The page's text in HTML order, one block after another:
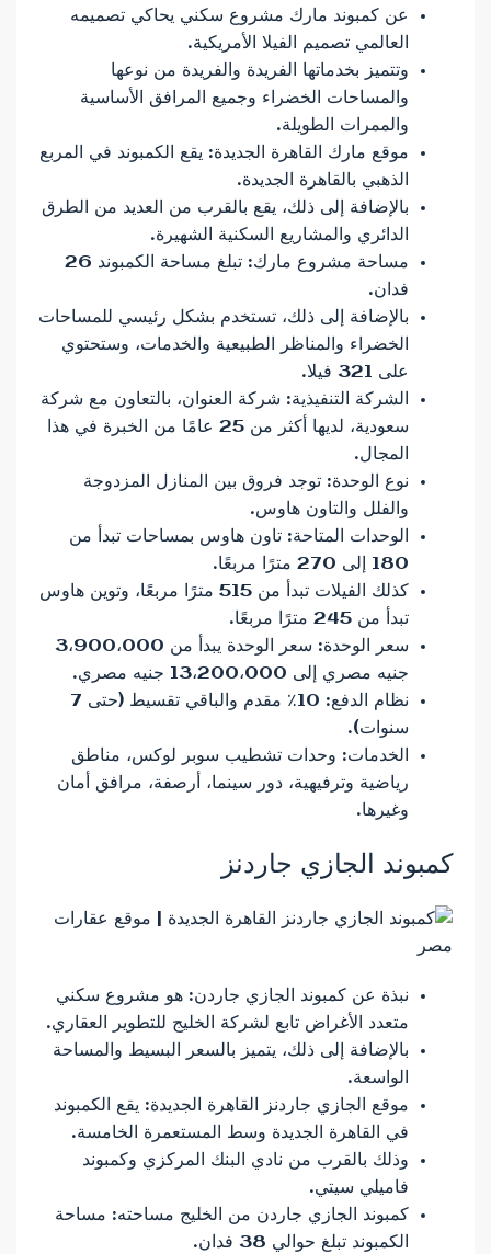
عن كمبوند مارك مشروع سكني يحاكي تصميمه
العالمي تصميم الفيلا الأمريكية.
وتتميز بخدماتها الفريدة والفريدة من نوعها
والمساحات الخضراء وجميع المرافق الأساسية
والممرات الطويلة.
موقع مارك القاهرة الجديدة: يقع الكمبوند في المربع
الذهبي بالقاهرة الجديدة.
بالإضافة إلى ذلك، يقع بالقرب من العديد من الطرق
الدائري والمشاريع السكنية الشهيرة.
مساحة مشروع مارك: تبلغ مساحة الكمبوند 26
فدان.
بالإضافة إلى ذلك، تستخدم بشكل رئيسي للمساحات
الخضراء والمناظر الطبيعية والخدمات، وستحتوي
على 321 فيلا.
الشركة التنفيذية: شركة العنوان، بالتعاون مع شركة
سعودية، لديها أكثر من 25 عامًا من الخبرة في هذا
المجال.
نوع الوحدة: توجد فروق بين المنازل المزدوجة
والفلل والتاون هاوس.
الوحدات المتاحة: تاون هاوس بمساحات تبدأ من
180 إلى 270 مترًا مربعًا.
كذلك الفيلات تبدأ من 515 مترًا مربعًا، وتوين هاوس
تبدأ من 245 مترًا مربعًا.
سعر الوحدة: سعر الوحدة يبدأ من 3،900،000
جنيه مصري إلى 13،200،000 جنيه مصري.
نظام الدفع: 10٪ مقدم والباقي تقسيط (حتى 7
سنوات).
الخدمات: وحدات تشطيب سوبر لوكس، مناطق
رياضية وترفيهية، دور سينما، أرصفة، مرافق أمان
وغيرها.
كمبوند الجازي جاردنز
نبذة عن كمبوند الجازي جاردن: هو مشروع سكني
متعدد الأغراض تابع لشركة الخليج للتطوير العقاري.
بالإضافة إلى ذلك، يتميز بالسعر البسيط والمساحة
الواسعة.
موقع الجازي جاردنز القاهرة الجديدة: يقع الكمبوند
في القاهرة الجديدة وسط المستعمرة الخامسة.
وذلك بالقرب من نادي البنك المركزي وكمبوند
فاميلي سيتي.
كمبوند الجازي جاردن من الخليج مساحته: مساحة
الكمبوند تبلغ حوالي 38 فدان.